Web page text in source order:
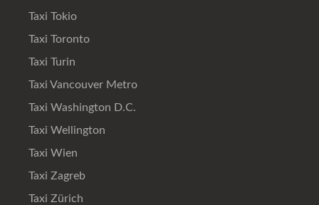
Taxi Tokio
Taxi Toronto
Taxi Turin
Taxi Vancouver Metro
Taxi Washington D.C.
Taxi Wellington
Taxi Wien
Taxi Zagreb
Taxi Zürich